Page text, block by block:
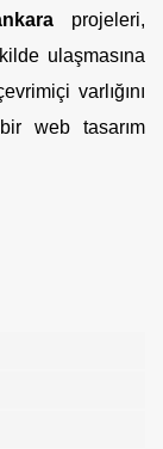
projeleri,
ulaşmasına
varlığını
web tasarım